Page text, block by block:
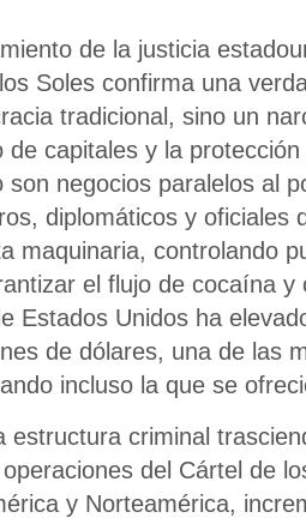
de la justicia
Soles confirma una
tradicional, sino un
de capitales y la
son negocios paralelos al
diplomáticos y oficiales
maquinaria, controlando
el flujo de cocaína
Estados Unidos ha
de dólares, una de las
incluso la que se
estructura criminal
del Cártel de
y Norteamérica,